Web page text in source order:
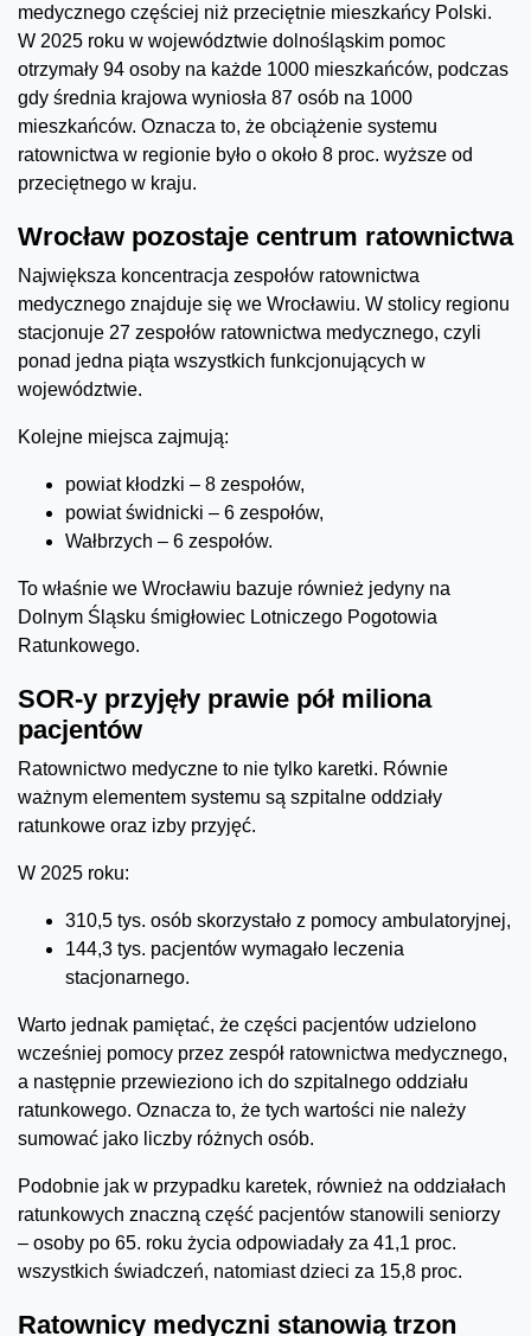
medycznego częściej niż przeciętnie mieszkańcy Polski.
W 2025 roku w województwie dolnośląskim pomoc
otrzymały 94 osoby na każde 1000 mieszkańców, podczas
gdy średnia krajowa wyniosła 87 osób na 1000
mieszkańców. Oznacza to, że obciążenie systemu
ratownictwa w regionie było o około 8 proc. wyższe od
przeciętnego w kraju.
Wrocław pozostaje centrum ratownictwa
Największa koncentracja zespołów ratownictwa
medycznego znajduje się we Wrocławiu. W stolicy regionu
stacjonuje 27 zespołów ratownictwa medycznego, czyli
ponad jedna piąta wszystkich funkcjonujących w
województwie.
Kolejne miejsca zajmują:
powiat kłodzki – 8 zespołów,
powiat świdnicki – 6 zespołów,
Wałbrzych – 6 zespołów.
To właśnie we Wrocławiu bazuje również jedyny na
Dolnym Śląsku śmigłowiec Lotniczego Pogotowia
Ratunkowego.
SOR-y przyjęły prawie pół miliona
pacjentów
Ratownictwo medyczne to nie tylko karetki. Równie
ważnym elementem systemu są szpitalne oddziały
ratunkowe oraz izby przyjęć.
W 2025 roku:
310,5 tys. osób skorzystało z pomocy ambulatoryjnej,
144,3 tys. pacjentów wymagało leczenia
stacjonarnego.
Warto jednak pamiętać, że części pacjentów udzielono
wcześniej pomocy przez zespół ratownictwa medycznego,
a następnie przewieziono ich do szpitalnego oddziału
ratunkowego. Oznacza to, że tych wartości nie należy
sumować jako liczby różnych osób.
Podobnie jak w przypadku karetek, również na oddziałach
ratunkowych znaczną część pacjentów stanowili seniorzy
– osoby po 65. roku życia odpowiadały za 41,1 proc.
wszystkich świadczeń, natomiast dzieci za 15,8 proc.
Ratownicy medyczni stanowią trzon